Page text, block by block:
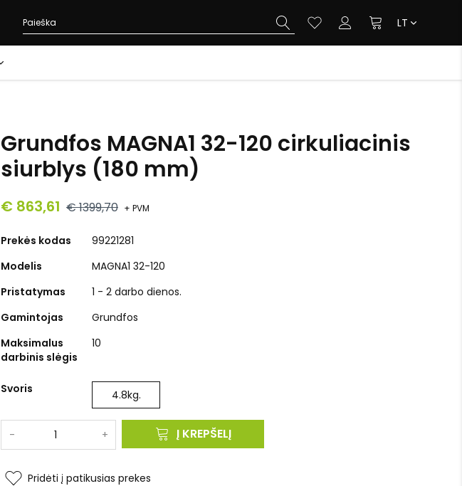
LT
Grundfos MAGNA1 32-120 cirkuliacinis
siurblys (180 mm)
€ 863,61 € 1399,70 + PVM
Prekės kodas
99221281
Modelis
MAGNA1 32-120
Pristatymas
1 - 2 darbo dienos.
Gamintojas
Grundfos
Maksimalus
darbinis slėgis
10
Svoris 4.8kg.
- + Į KREPŠELĮ
Pridėti į patikusias prekes